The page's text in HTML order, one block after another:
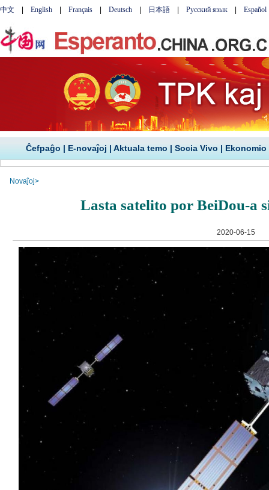
Ĉefpaĝo | E-novaĵoj | Aktuala temo | Socia Vivo | Ekonomio
Novaĵoj>
Lasta satelito por BeiDou-a
2020-06-15